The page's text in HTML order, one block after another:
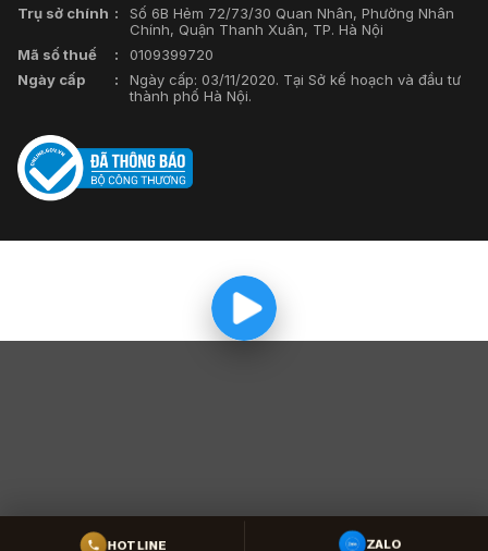
Trụ sở chính
Số 6B Hẻm 72/73/30 Quan Nhân, Phường Nhân
Chính, Quận Thanh Xuân, TP. Hà Nội
Mã số thuế
0109399720
Ngày cấp
Ngày cấp: 03/11/2020. Tại Sở kế hoạch và đầu tư
thành phố Hà Nội.
HOTLINE ZALO